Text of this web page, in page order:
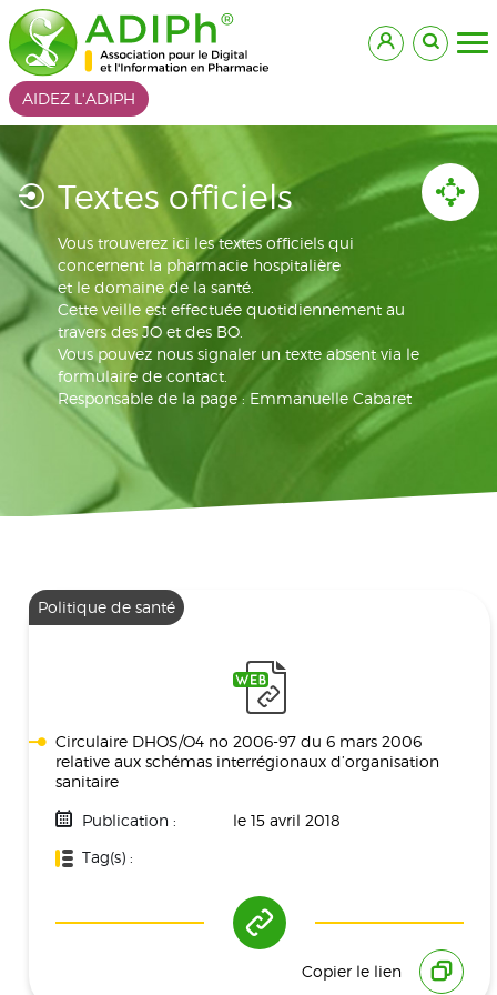
AIDEZ L'ADIPH
Textes officiels
Vous trouverez ici les textes officiels qui
concernent la pharmacie hospitalière
et le domaine de la santé.
Cette veille est effectuée quotidiennement au
travers des JO et des BO.
Vous pouvez nous signaler un texte absent via le
formulaire de contact.
Responsable de la page : Emmanuelle Cabaret
Politique de santé
Circulaire DHOS/O4 no 2006-97 du 6 mars 2006
relative aux schémas interrégionaux d’organisation
sanitaire
Publication :
le 15 avril 2018
Tag(s) :
Copier le lien